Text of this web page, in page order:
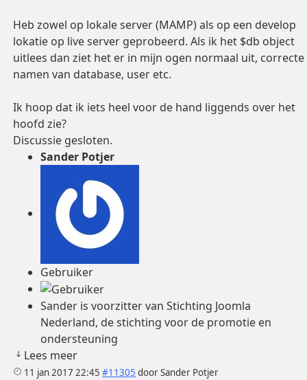
Heb zowel op lokale server (MAMP) als op een develop
lokatie op live server geprobeerd. Als ik het $db object
uitlees dan ziet het er in mijn ogen normaal uit, correcte
namen van database, user etc.
Ik hoop dat ik iets heel voor de hand liggends over het
hoofd zie?
Discussie gesloten.
Sander Potjer
Gebruiker
Sander is voorzitter van Stichting Joomla
Nederland, de stichting voor de promotie en
ondersteuning
Lees meer
11 jan 2017 22:45 #11305 doorSander Potjer